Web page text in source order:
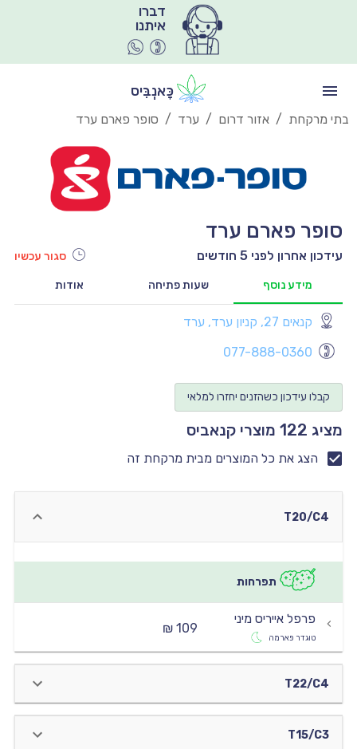
איתנו
כָּאנְבִּיס
בתי מרקחת / אזור דרום / ערד / סופר פארם ערד
סופר פארם ערד
עידכון אחרון לפני 5 חודשים סגור עכשיו
מידע נוסף שעות פתיחה אודות
קנאים 27, קניון ערד, ערד
077-888-0360
קבלו עידכון כשהזנים יחזרו למלאי
מציג 122 מוצרי קנאביס
הצג את כל המוצרים מבית מרקחת זה
T20/C4
תפרחות
פרפל אייריס מיני
טוגדר פארמה
109 ₪
T22/C4
T15/C3